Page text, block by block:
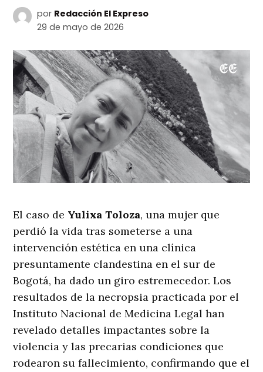
por Redacción El Expreso
29 de mayo de 2026
El caso de Yulixa Toloza, una mujer que
perdió la vida tras someterse a una
intervención estética en una clínica
presuntamente clandestina en el sur de
Bogotá, ha dado un giro estremecedor. Los
resultados de la necropsia practicada por el
Instituto Nacional de Medicina Legal han
revelado detalles impactantes sobre la
violencia y las precarias condiciones que
rodearon su fallecimiento, confirmando que el